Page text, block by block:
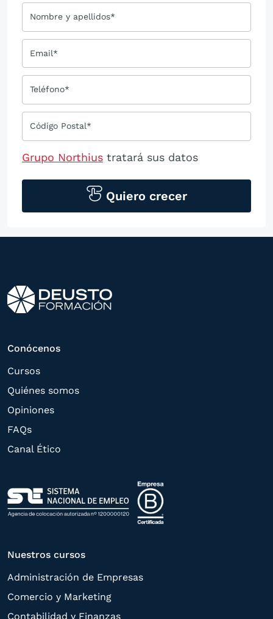
Nombre y apellidos*
Email*
Teléfono*
Código Postal*
Grupo Northius tratará sus datos
tecnológicos, incluso aplicaciones de
mensajería instantánea, con el fin de
interés manifestado y, en su caso, para
tramitar la contratación
estas puedan hacerle llegar la mejor
oferta de productos y servicios de acuerdo
a su petición. Quedan reconocidos los
derechos de acceso,
rectificación, supresión, oposición,
Política de Privacidad .
Quiero crecer
Conócenos
Cursos
Quiénes somos
Opiniones
FAQs
Canal Ético
Nuestros cursos
Administración de Empresas
Comercio y Marketing
Contabilidad y Finanzas